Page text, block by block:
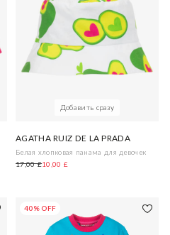
Добавить сразу
AGATHA RUIZ DE LA PRADA
Белая хлопковая панама для девочек
17,00 £10,00 £
40% OFF